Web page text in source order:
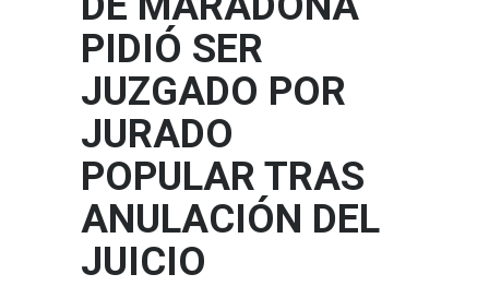
PIDIÓ SER
JUZGADO POR
JURADO
POPULAR TRAS
ANULACIÓN DEL
JUICIO